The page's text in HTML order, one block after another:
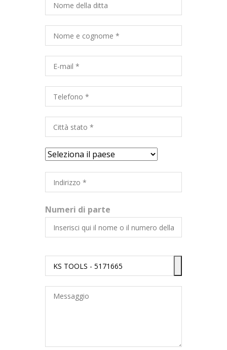
Numeri di parte